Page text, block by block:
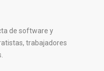
de software y
trabajadores